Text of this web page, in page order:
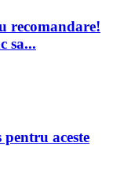
recomandare!
sa...
aceste